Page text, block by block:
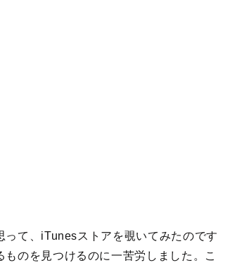
て、iTunesストアを覗いてみたのです
のを見つけるのに一苦労しました。こ